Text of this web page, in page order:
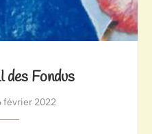
des Fondus
février 2022